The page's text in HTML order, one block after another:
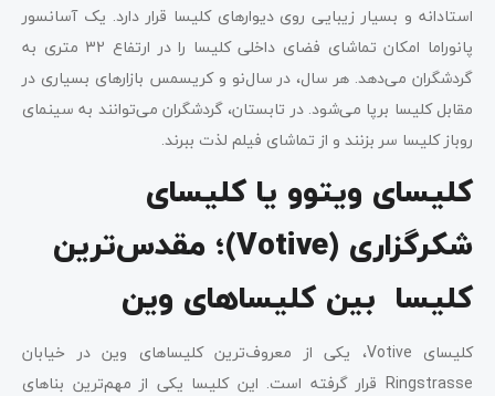
استادانه و بسیار زیبایی روی دیوارهای کلیسا قرار دارد. یک آسانسور
پانوراما امکان تماشای فضای داخلی کلیسا را در ارتفاع 32 متری به
گردشگران می‌دهد. هر سال، در سال‌نو و کریسمس بازارهای بسیاری در
مقابل کلیسا برپا می‌شود. در تابستان، گردشگران می‌توانند به سینمای
روباز کلیسا سر بزنند و از تماشای فیلم لذت ببرند.
کلیسای ویتوو یا کلیسای
شکرگزاری (Votive)؛ مقدس‌ترین
کلیسا بین کلیساهای وین
کلیسای Votive، یکی از معروف‌ترین کلیساهای وین در خیابان
Ringstrasse قرار گرفته است. این کلیسا یکی از مهم‌ترین بناهای